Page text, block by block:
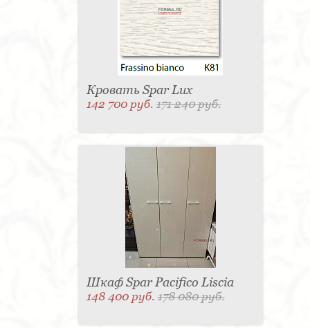
Панель настенная для TV - 4
Кассетница - 3 Держатель для
туалетной бумаги - 3Поднос - 3
Пантограф - 3Мыльница - 3Раковина - 3
Кухня - 2Стиральная машина - 2
Туалетный столик - 2Тумба - 2
Карниз для штор - 2
Газетница - 2
Крючок - 2Полотенцесушитель - 2
Розетка - 2Игрушка - 1Игрушка - 1
ресепшен - 1
Морозильная камера - 1
Выдвижная система - 1
Игрушка - 1 Игрушка - 1
Держатель для одежды - 1
Бутылочница - 1
Ширма - 1
Микроволновая печь - 1 Кондиционер - 1
Душевая кабина - 1
Буфет - 1
Игрушка - 1
Игрушка - 1
Игрушка - 1
Игрушка - 1
Подогреватель посуды - 1
Игрушка - 1
Кровать Spar Lux
142 700 руб.171 240 руб.
Шкаф Spar Pacifico Liscia
148 400 руб.178 080 руб.